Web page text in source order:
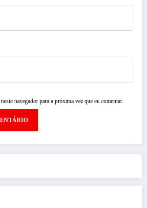
navegador para a próxima vez que eu comentar.